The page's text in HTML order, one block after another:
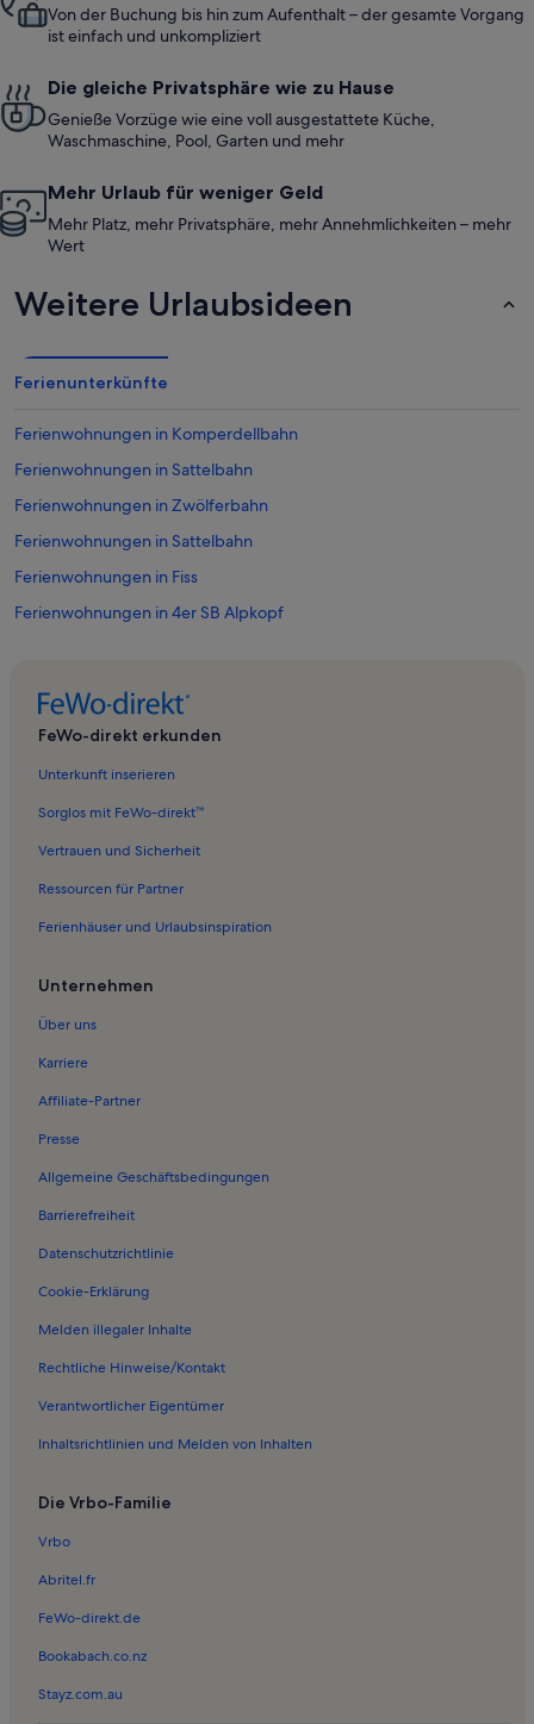
Von der Buchung bis hin zum Aufenthalt – der gesamte Vorgang
ist einfach und unkompliziert
Die gleiche Privatsphäre wie zu Hause
Genieße Vorzüge wie eine voll ausgestattete Küche,
Waschmaschine, Pool, Garten und mehr
Mehr Urlaub für weniger Geld
Mehr Platz, mehr Privatsphäre, mehr Annehmlichkeiten – mehr
Wert
Weitere Urlaubsideen
Ferienunterkünfte
Ferienwohnungen in Komperdellbahn
Ferienwohnungen in Sattelbahn
Ferienwohnungen in Zwölferbahn
Ferienwohnungen in Sattelbahn
Ferienwohnungen in Fiss
Ferienwohnungen in 4er SB Alpkopf
Ferienwohnungen in Serfauser Sauser
Ferienwohnungen in Waldbahn
Ferienwohnungen in Bikepark Serfaus-Fiss-Ladis
Ferienwohnungen in Sunliner
Ferienwohnungen in Planseggbahn
Ferienwohnungen in Zwölferbahn
Ferienwohnungen in Serfaus
Ferienwohnungen in Sonnenbahn Ladis-Fiss
Ferienwohnungen in Ladis
Ferienwohnungen in Waldbahn
Ferienwohnungen in Königsleithebahn
Ferienwohnungen in Möseralmbahn
Ferienwohnungen in Sommer-Funpark Fiss
Ferienwohnungen in Serfaus-Fiss-Ladis
Ferienwohnungen in Schönjochbahn II
Ferienwohnungen und Apartments in Gramais
Hotels in Nauders
Häuser in Nauders
Hütten in Nauders
Haustierfreundliche Ferienunterkünfte in Nauders
Ferienwohnungen und Apartments in Nauders
FeWo-direkt erkunden
Unterkunft inserieren
Sorglos mit FeWo-direkt™
Vertrauen und Sicherheit
Ressourcen für Partner
Ferienhäuser und Urlaubsinspiration
Unternehmen
Über uns
Karriere
Affiliate-Partner
Presse
Allgemeine Geschäftsbedingungen
Barrierefreiheit
Datenschutzrichtlinie
Cookie-Erklärung
Melden illegaler Inhalte
Rechtliche Hinweise/Kontakt
Verantwortlicher Eigentümer
Inhaltsrichtlinien und Melden von Inhalten
Die Vrbo-Familie
Vrbo
Abritel.fr
FeWo-direkt.de
Bookabach.co.nz
Stayz.com.au